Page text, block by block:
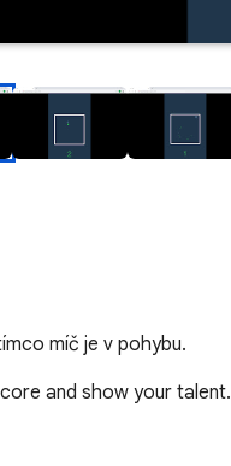
míč je v pohybu.
and show your talent.